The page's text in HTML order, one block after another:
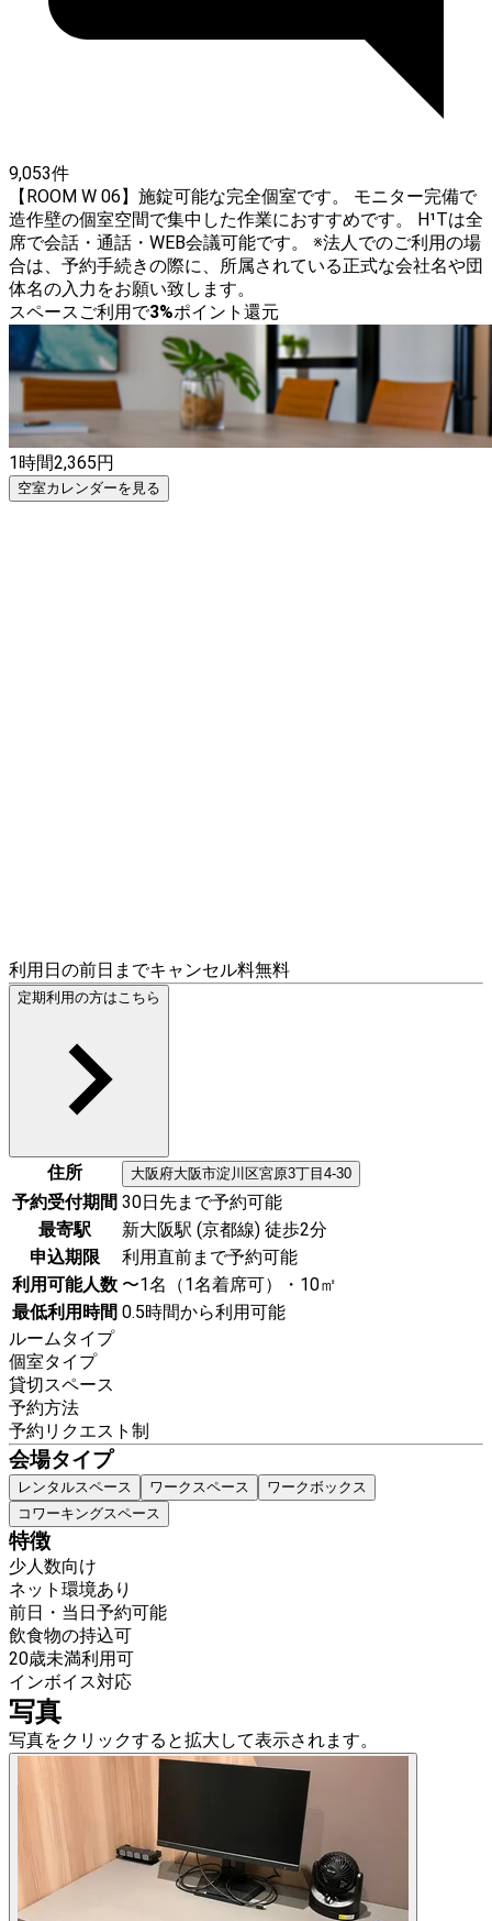
9,053件
【ROOM W 06】施錠可能な完全個室です。 モニター完備で
造作壁の個室空間で集中した作業におすすめです。 H¹Tは全
席で会話・通話・WEB会議可能です。 ※法人でのご利用の場
合は、予約手続きの際に、所属されている正式な会社名や団
体名の入力をお願い致します。
スペースご利用で3%ポイント還元
1時間2,365円
空室カレンダーを見る
利用日の前日までキャンセル料無料
定期利用の方はこちら
住所 大阪府大阪市淀川区宮原3丁目4-30
予約受付期間 30日先まで予約可能
最寄駅
新大阪駅 (京都線) 徒歩2分
申込期限
利用直前まで予約可能
利用可能人数 〜1名（1名着席可）・10㎡
最低利用時間 0.5時間から利用可能
ルームタイプ
個室タイプ
貸切スペース
予約方法
予約リクエスト制
会場タイプ
レンタルスペース ワークスペース
ワークボックス
コワーキングスペース
特徴
少人数向け
ネット環境あり
前日・当日予約可能
飲食物の持込可
20歳未満利用可
インボイス対応
写真
写真をクリックすると拡大して表示されます。